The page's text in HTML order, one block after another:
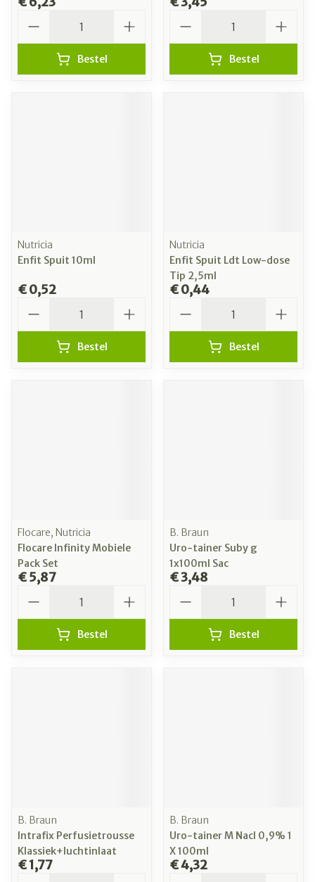
Bestel Bestel
Nutricia
Enfit Spuit 10ml
€ 0,52
Bestel
Nutricia
Enfit Spuit Ldt Low-dose
Tip 2,5ml
€ 0,44
Bestel
Flocare, Nutricia
Flocare Infinity Mobiele
Pack Set
€ 5,87
Bestel
B. Braun
Uro-tainer Suby g
1x100ml Sac
€ 3,48
Bestel
B. Braun
Intrafix Perfusietrousse
Klassiek+luchtinlaat
€ 1,77
B. Braun
Uro-tainer M Nacl 0,9% 1
X 100ml
€ 4,32